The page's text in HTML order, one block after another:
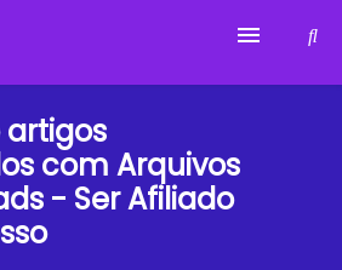
de Sucesso
artigos
com Arquivos
- Ser Afiliado